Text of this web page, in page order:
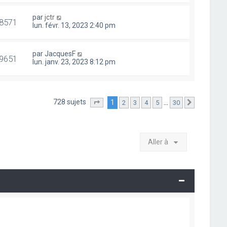
parjctr
lun. févr. 13, 2023 2:40 pm
parJacquesF
lun. janv. 23, 2023 8:12 pm
728 sujets Page sur 30
1 2 3 4 5 … 30
Aller à